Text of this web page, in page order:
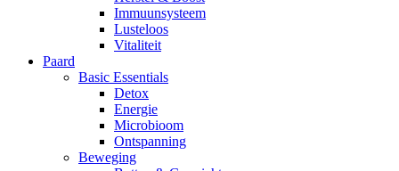
Immuunsysteem
Lusteloos
Vitaliteit
Paard
Basic Essentials
Detox
Energie
Microbioom
Ontspanning
Beweging